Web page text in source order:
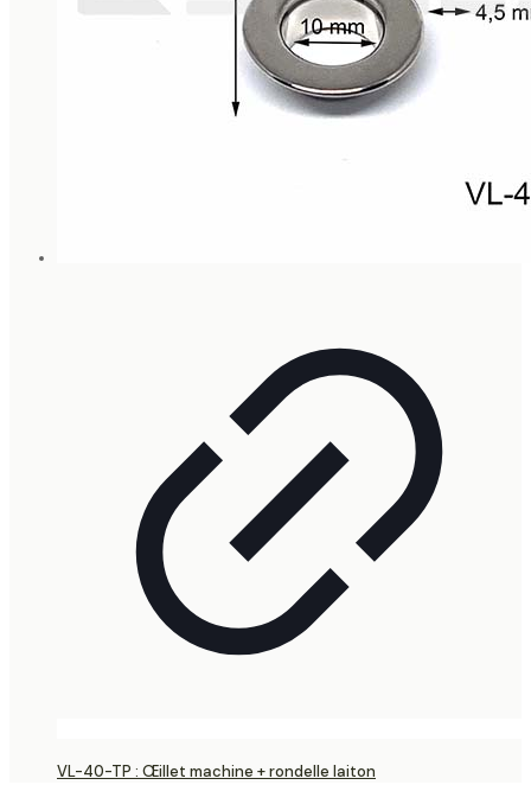
VL-40-TP : Œillet machine + rondelle laiton